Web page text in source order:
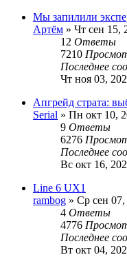
Мы запилили
Артём » Чт сен 15,
12 Ответы
7210
Последнее
Чт ноя 03,
Апгрейд страта:
Serial » Пн окт 10,
9 Ответы
6276
Последнее
Вс окт 16,
Line 6 UX1
rambog » Ср сен
4 Ответы
4776
Последнее
Вт окт 04,